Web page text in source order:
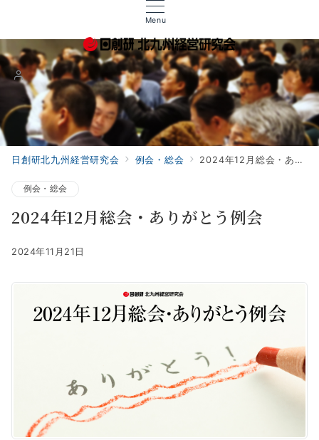
Menu
日創研北九州経営研究会 例会・総会 2024年12月総会・ありがとう例会
例会・総会
2024年12月総会・ありがとう例会
2024年11月21日